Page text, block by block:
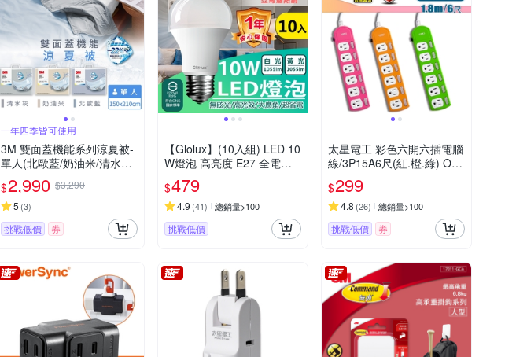
一年四季皆可使用
3M 雙面蓋機能系列涼夏被-
單人(北歐藍/奶油米/清水灰)
－三色任選
$2,990 $3,290
5 (3)
挑戰低價 券
【Glolux】(10入組) LED 10
W燈泡 高亮度 E27 全電壓
(白光/黃光任選)
$479
4.9 (41) 總銷量>100
挑戰低價
太星電工 彩色六開六插電腦
線/3P15A6尺(紅.橙.綠) OC
B66306
$299
4.8 (26) 總銷量>100
挑戰低價 券